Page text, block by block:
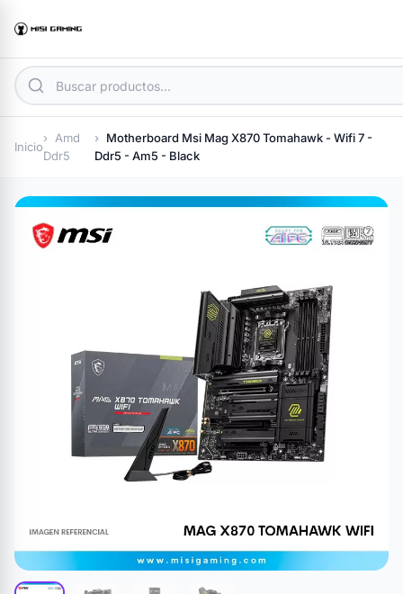
Inicio
Amd
Ddr5
Motherboard Msi Mag X870 Tomahawk - Wifi 7 -
Ddr5 - Am5 - Black